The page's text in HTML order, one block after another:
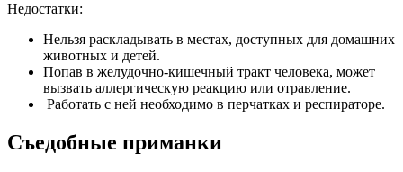
Недостатки:
Нельзя раскладывать в местах, доступных для домашних
животных и детей.
Попав в желудочно-кишечный тракт человека, может
вызвать аллергическую реакцию или отравление.
Работать с ней необходимо в перчатках и респираторе.
Съедобные приманки